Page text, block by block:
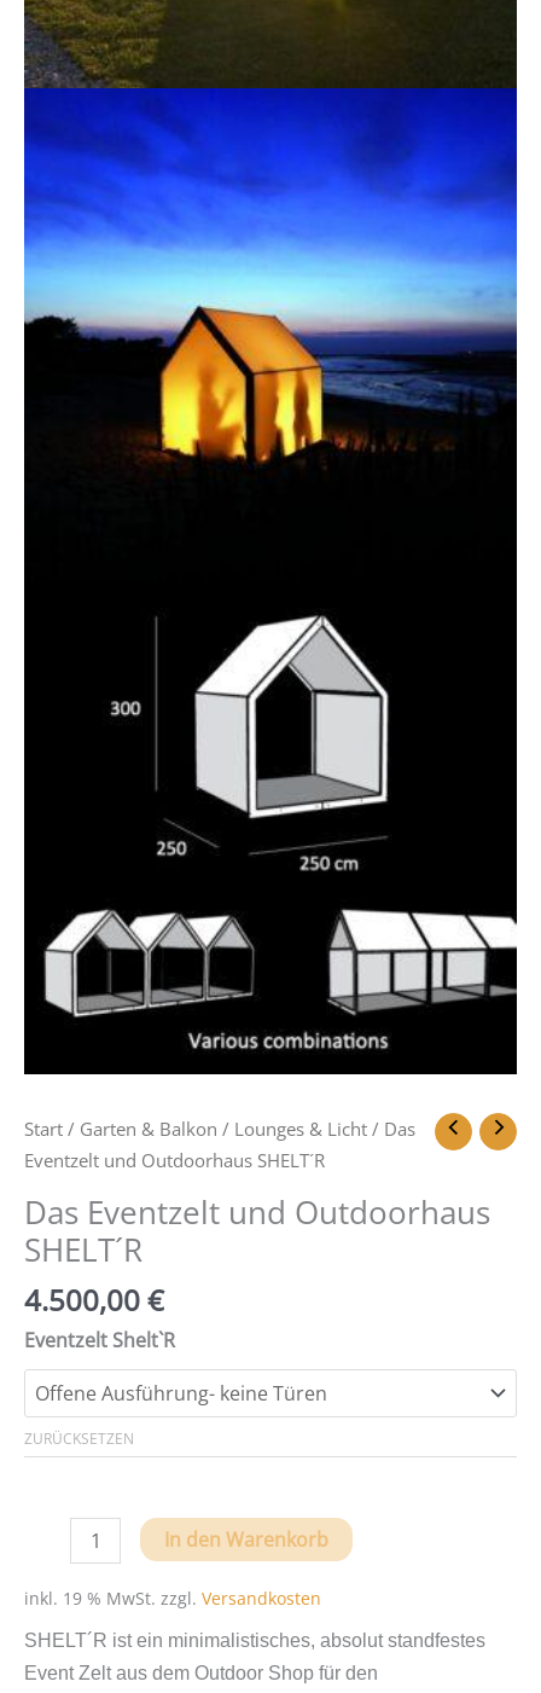
Start / Garten & Balkon / Lounges & Licht / Das
Eventzelt und Outdoorhaus SHELT´R
Das Eventzelt und Outdoorhaus
SHELT´R
4.500,00€
Eventzelt Shelt`R
ZURÜCKSETZEN
Eventzelt
und
Outdoorhaus
In den Warenkorb
inkl. 19 % MwSt. zzgl. Versandkosten
SHELT´R ist ein minimalistisches, absolut standfestes
Event Zelt aus dem Outdoor Shop für den